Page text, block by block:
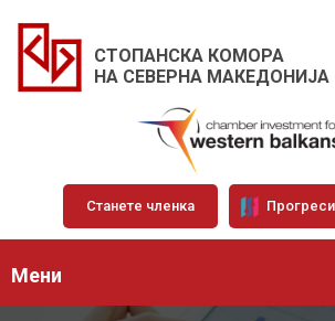
СТОПАНСКА КОМОРА
НА СЕВЕРНА МАКЕДОНИЈА
Станете членка
Мени